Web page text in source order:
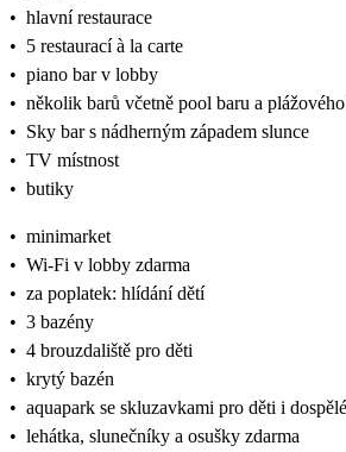
• hlavní restaurace
• 5 restaurací à la carte
• piano bar v lobby
• několik barů včetně pool baru a
• Sky bar s nádherným západem slunce
• TV místnost
• butiky
• minimarket
• Wi-Fi v lobby zdarma
• za poplatek: hlídání dětí
• 3 bazény
• 4 brouzdaliště pro děti
• krytý bazén
• aquapark se skluzavkami pro děti i dospělé
• lehátka, slunečníky a osušky zdarma